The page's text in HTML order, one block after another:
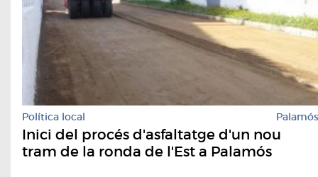
Política local Palamós
Inici del procés d'asfaltatge d'un nou
tram de la ronda de l'Est a Palamós